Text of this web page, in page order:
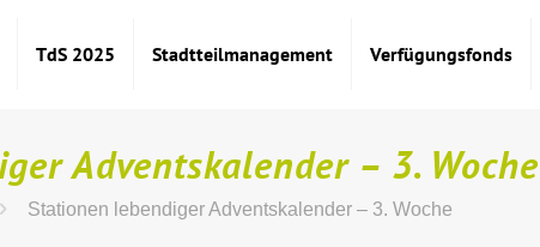
TdS 2025 Stadtteilmanagement Verfügungsfonds
Adventskalender – 3. Woche
Stationen lebendiger Adventskalender – 3. Woche